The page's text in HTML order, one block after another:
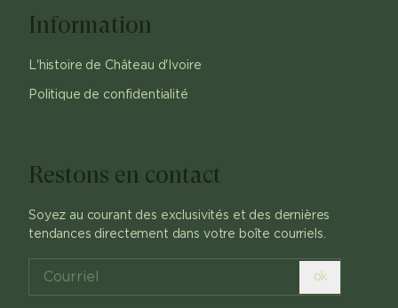
Information
L'histoire de Château d'Ivoire
Politique de confidentialité
Restons en contact
Soyez au courant des exclusivités et des dernières
tendances directement dans votre boîte courriels.
ok